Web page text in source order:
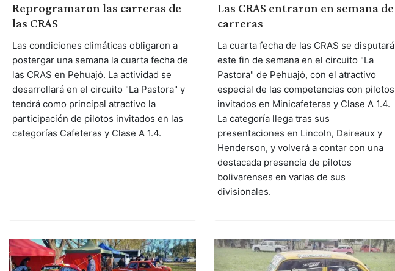
Reprogramaron las carreras de
las CRAS
Las condiciones climáticas obligaron a
postergar una semana la cuarta fecha de
las CRAS en Pehuajó. La actividad se
desarrollará en el circuito "La Pastora" y
tendrá como principal atractivo la
participación de pilotos invitados en las
categorías Cafeteras y Clase A 1.4.
Las CRAS entraron en semana de
carreras
La cuarta fecha de las CRAS se disputará
este fin de semana en el circuito "La
Pastora" de Pehuajó, con el atractivo
especial de las competencias con pilotos
invitados en Minicafeteras y Clase A 1.4.
La categoría llega tras sus
presentaciones en Lincoln, Daireaux y
Henderson, y volverá a contar con una
destacada presencia de pilotos
bolivarenses en varias de sus
divisionales.